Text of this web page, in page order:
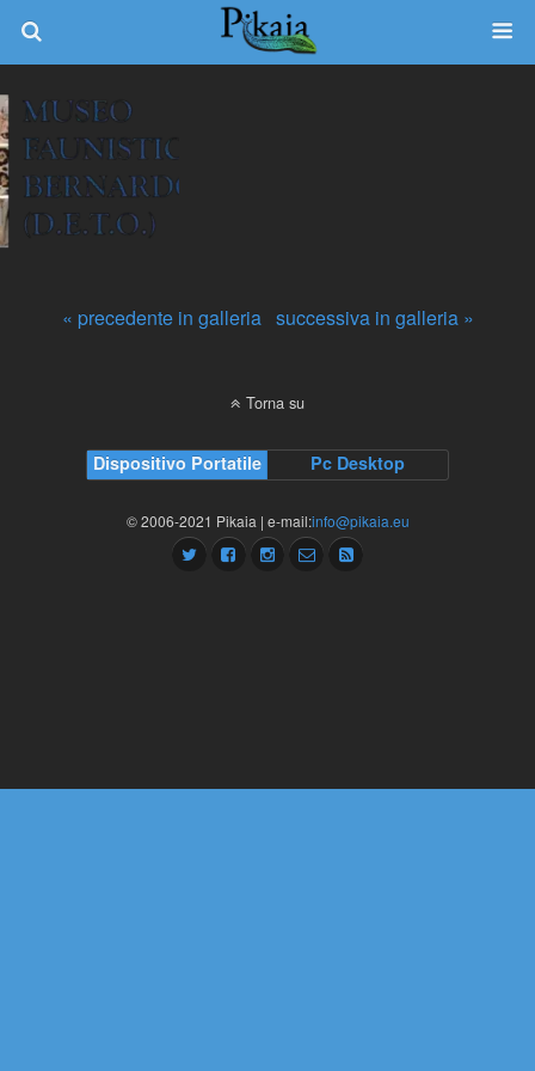
« precedente in galleria successiva in galleria »
Torna su
Dispositivo Portatile Pc Desktop
© 2006-2021 Pikaia | e-mail:info@pikaia.eu